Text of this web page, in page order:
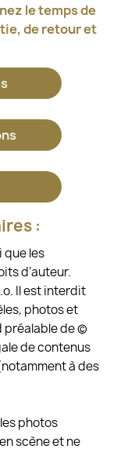
le temps de
de retour et
:
que les
d’auteur.
Il est interdit
photos et
préalable de ©
de contenus
à des
photos
scène et ne